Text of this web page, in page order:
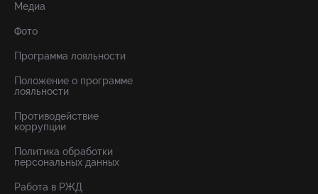
Медиа
Фото
Программа лояльности
Положение о программе
лояльности
Противодействие
коррупции
Политика обработки
персональных данных
Работа в РЖД